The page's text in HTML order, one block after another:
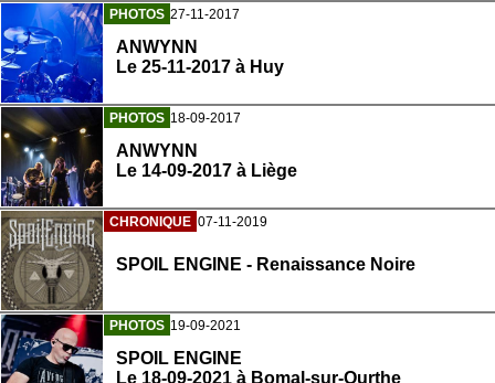
PHOTOS 27-11-2017
ANWYNN
Le 25-11-2017 à Huy
PHOTOS 18-09-2017
ANWYNN
Le 14-09-2017 à Liège
CHRONIQUE 07-11-2019
SPOIL ENGINE - Renaissance Noire
PHOTOS 19-09-2021
SPOIL ENGINE
Le 18-09-2021 à Bomal-sur-Ourthe